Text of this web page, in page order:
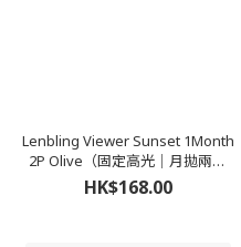
Lenbling Viewer Sunset 1Month
2P Olive（固定高光｜月拋兩片
裝）
HK$168.00